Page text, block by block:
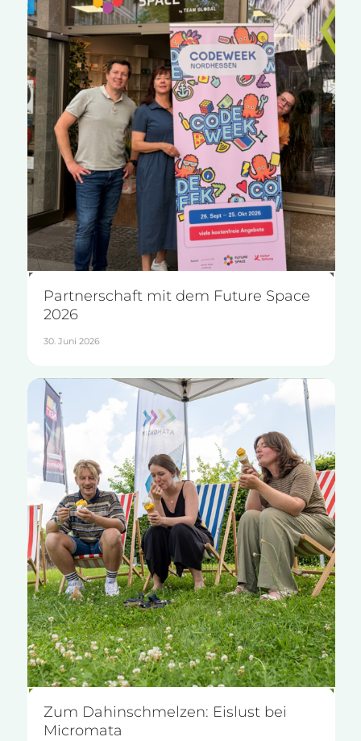
Partnerschaft mit dem Future Space
2026
30. Juni 2026
Zum Dahinschmelzen: Eislust bei
Micromata